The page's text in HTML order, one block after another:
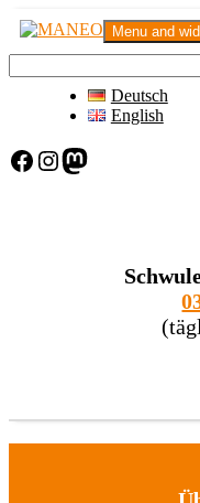
Skip
to
content
MANEO
Das schwule Anti-
Menu and
Deutsch
English
Facebook Instagram Mastodon